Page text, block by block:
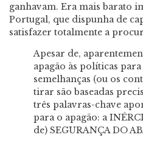
ganhavam. Era mais barato
Portugal, que dispunha de
satisfazer totalmente a
Apesar de,
apagão às políticas
semelhanças (ou os
tirar são baseadas
três palavras-chave
para o apagão: a
de) SEGURANÇA DO